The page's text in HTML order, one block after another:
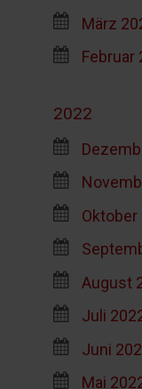
März
Februar
2022
Oktober
August
Juli
Juni
Mai